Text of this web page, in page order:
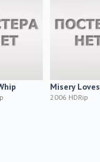
Misery Loves
2006 HDRip